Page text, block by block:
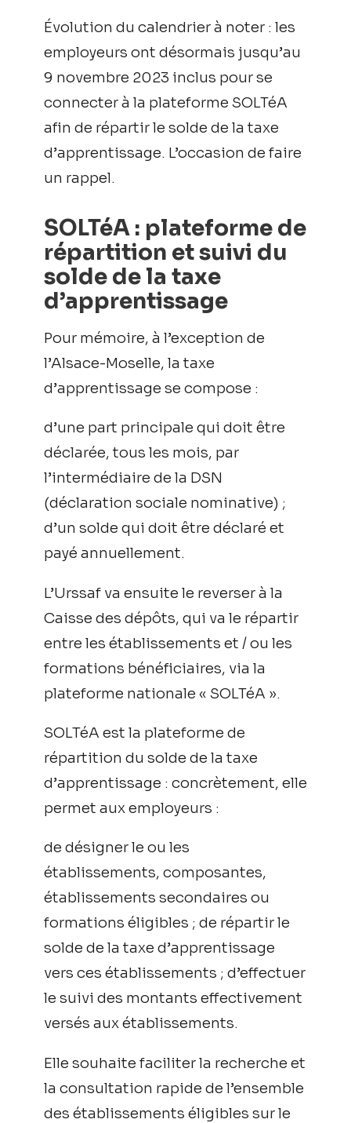
Évolution du calendrier à noter : les
employeurs ont désormais jusqu’au
9 novembre 2023 inclus pour se
connecter à la plateforme SOLTéA
afin de répartir le solde de la taxe
d’apprentissage. L’occasion de faire
un rappel.
SOLTéA : plateforme de
répartition et suivi du
solde de la taxe
d’apprentissage
Pour mémoire, à l’exception de
l’Alsace-Moselle, la taxe
d’apprentissage se compose :
d’une part principale qui doit être
déclarée, tous les mois, par
l’intermédiaire de la DSN
(déclaration sociale nominative) ;
d’un solde qui doit être déclaré et
payé annuellement.
L’Urssaf va ensuite le reverser à la
Caisse des dépôts, qui va le répartir
entre les établissements et / ou les
formations bénéficiaires, via la
plateforme nationale « SOLTéA ».
SOLTéA est la plateforme de
répartition du solde de la taxe
d’apprentissage : concrètement, elle
permet aux employeurs :
de désigner le ou les
établissements, composantes,
établissements secondaires ou
formations éligibles ; de répartir le
solde de la taxe d’apprentissage
vers ces établissements ; d’effectuer
le suivi des montants effectivement
versés aux établissements.
Elle souhaite faciliter la recherche et
la consultation rapide de l’ensemble
des établissements éligibles sur le